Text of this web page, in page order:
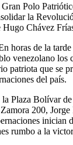
Polo
la
Hugo Chávez
horas de la tarde
venezolano los
patriota que se
del país.
Plaza Bolívar
200,
inician
rumbo a la